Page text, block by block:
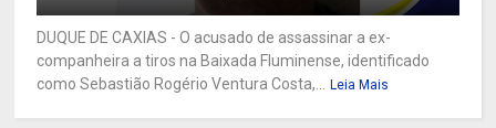
DUQUE DE CAXIAS - O acusado de assassinar a ex-
companheira a tiros na Baixada Fluminense, identificado
como Sebastião Rogério Ventura Costa,...
Leia Mais